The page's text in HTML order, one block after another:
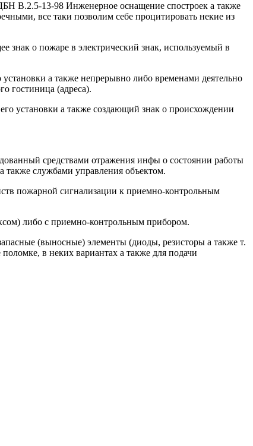
В.2.5-13-98 Инженерное оснащение спостроек а также
все таки позволим себе процитировать некие из
о пожаре в электрический знак, используемый в
а также непрерывно либо временами деятельно
гостиница (адреса).
установки а также создающий знак о происхождении
средствами отражения инфы о состоянии работы
также службами управления объектом.
пожарной сигнализации к приемно-контрольным
либо с приемно-контрольным прибором.
(выносные) элементы (диоды, резисторы а также т.
в неких вариантах а также для подачи